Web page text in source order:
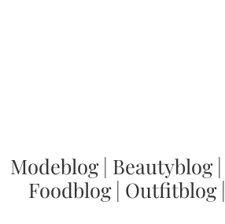
Modeblog| Beautyblog|
Foodblog| Outfitblog|